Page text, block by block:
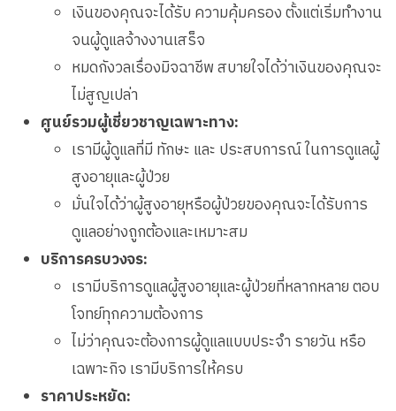
เงินของคุณจะได้รับ ความคุ้มครอง ตั้งแต่เริ่มทำงาน
จนผู้ดูแลจ้างงานเสร็จ
หมดกังวลเรื่องมิจฉาชีพ สบายใจได้ว่าเงินของคุณจะ
ไม่สูญเปล่า
ศูนย์รวมผู้เชี่ยวชาญเฉพาะทาง:
เรามีผู้ดูแลที่มี ทักษะ และ ประสบการณ์ ในการดูแลผู้
สูงอายุและผู้ป่วย
มั่นใจได้ว่าผู้สูงอายุหรือผู้ป่วยของคุณจะได้รับการ
ดูแลอย่างถูกต้องและเหมาะสม
บริการครบวงจร:
เรามีบริการดูแลผู้สูงอายุและผู้ป่วยที่หลากหลาย ตอบ
โจทย์ทุกความต้องการ
ไม่ว่าคุณจะต้องการผู้ดูแลแบบประจำ รายวัน หรือ
เฉพาะกิจ เรามีบริการให้ครบ
ราคาประหยัด: